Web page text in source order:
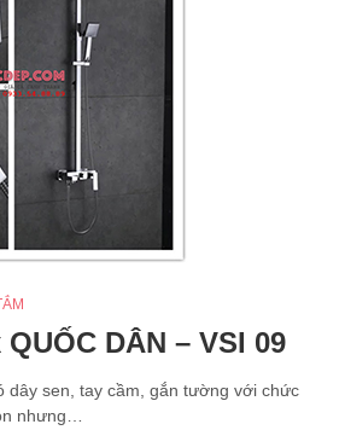
DÂN – VSI 09
dây sen, tay cầm, gắn tường với chức
nhưng…